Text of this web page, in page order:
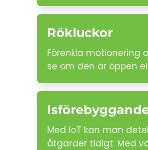
Rökluckor
Förenkla motionering
se om den är öppen
Med IoT kan man
åtgärder tidigt. Med